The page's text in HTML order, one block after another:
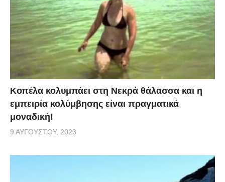
Κοπέλα κολυμπάει στη Νεκρά θάλασσα και η
εμπειρία κολύμβησης είναι πραγματικά
μοναδική!
9 ΑΥΓΟΎΣΤΟΥ, 2023